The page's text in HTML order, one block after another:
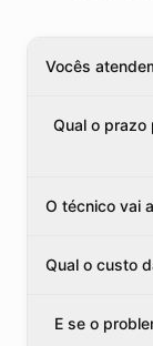
Vocês
Qual o prazo
O técnico vai
Qual o custo
E se o